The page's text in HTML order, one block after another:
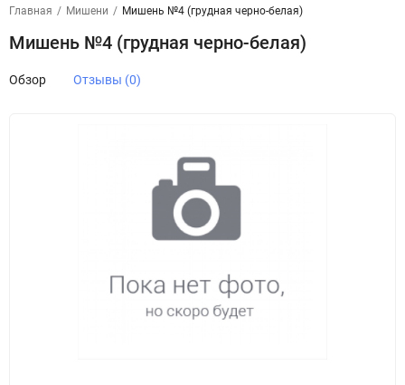
Главная / Мишени / Мишень №4 (грудная черно-белая)
Мишень №4 (грудная черно-белая)
Обзор Отзывы (0)